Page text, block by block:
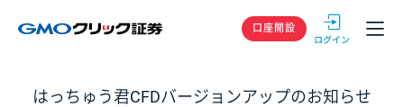
GMOクリック
口座開設
はっちゅう君CFDバージョンアップのお知らせ